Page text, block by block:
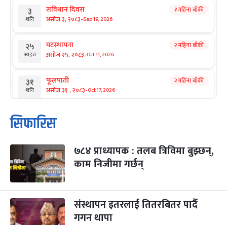
३
शनि
संविधान दिवस
असोज ३, २०८३-Sep 19, 2026
१ महिना बाँकी
२५
आइत
घटस्थापना
असोज २५, २०८३-Oct 11, 2026
२ महिना बाँकी
३१
शनि
फूलपाती
असोज ३१ , २०८३-Oct 17, 2026
२ महिना बाँकी
१
आइत
कार्तिक सङ्क्रान्ति
कार्तिक १, २०८३
३
मंगल
महानवमी
कार्तिक ३, २०८३-Oct 20, 2026
२ महिना बाँकी
४
बुध कार्तिक ४, २०८३
पापा‌ङ्कुशा एकादशी व्रत
सिफारिस
७८४ प्राध्यापक : तलब त्रिविमा बुझ्छन्,
काम निजीमा गर्छन्
संस्थापन इतरलाई तितरबितर पार्दै
गगन थापा